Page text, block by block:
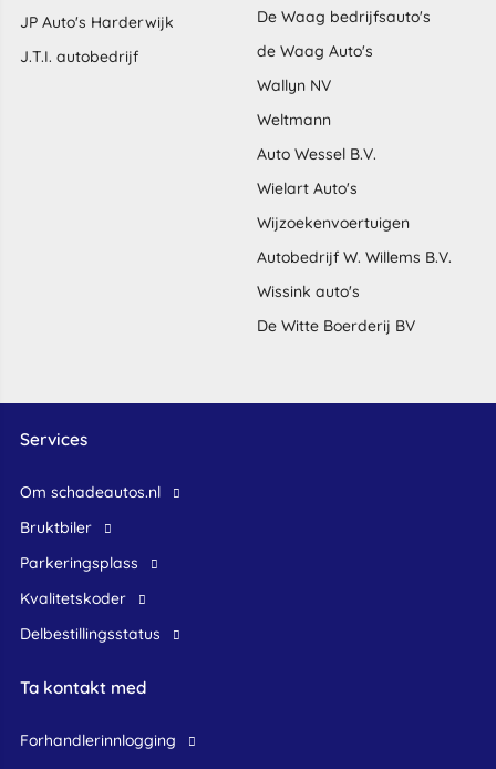
JP Auto's Harderwijk
J.T.I. autobedrijf
De Waag bedrijfsauto's
de Waag Auto's
Wallyn NV
Weltmann
Auto Wessel B.V.
Wielart Auto's
Wijzoekenvoertuigen
Autobedrijf W. Willems B.V.
Wissink auto's
De Witte Boerderij BV
Services
Om schadeautos.nl
bruktbiler
Parkeringsplass
Kvalitetskoder
Delbestillingsstatus
Ta kontakt med
forhandlerinnlogging